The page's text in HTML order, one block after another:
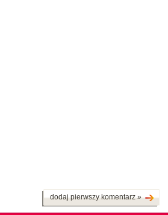
dodaj pierwszy komentarz »